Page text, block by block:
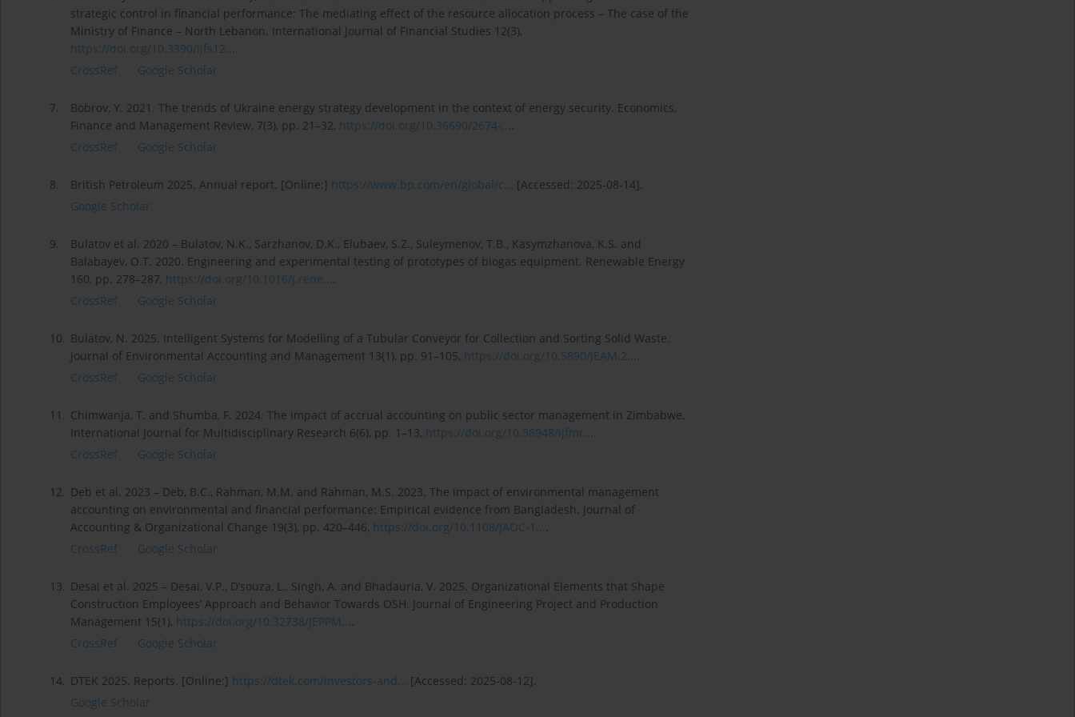
strategic control in financial performance: The mediating effect of the resource allocation process – The case of the
Ministry of Finance – North Lebanon. International Journal of Financial Studies 12(3),
https://doi.org/10.3390/ijfs12....
CrossRef
Google Scholar
7.
Bobrov, Y. 2021. The trends of Ukraine energy strategy development in the context of energy security. Economics,
Finance and Management Review, 7(3), pp. 21–32, https://doi.org/10.36690/2674-....
CrossRef
Google Scholar
8. British Petroleum 2025. Annual report. [Online:] https://www.bp.com/en/global/c... [Accessed: 2025-08-14].
Google Scholar
9.
Bulatov et al. 2020 – Bulatov, N.K., Sarzhanov, D.K., Elubaev, S.Z., Suleymenov, T.B., Kasymzhanova, K.S. and
Balabayev, O.T. 2020. Engineering and experimental testing of prototypes of biogas equipment. Renewable Energy
160, pp. 278–287, https://doi.org/10.1016/j.rene....
CrossRef
Google Scholar
10. Bulatov, N. 2025. Intelligent Systems for Modelling of a Tubular Conveyor for Collection and Sorting Solid Waste.
Journal of Environmental Accounting and Management 13(1), pp. 91–105, https://doi.org/10.5890/JEAM.2....
CrossRef
Google Scholar
11. Chimwanja, T. and Shumba, F. 2024. The impact of accrual accounting on public sector management in Zimbabwe.
International Journal for Multidisciplinary Research 6(6), pp. 1–13, https://doi.org/10.36948/ijfmr....
CrossRef
Google Scholar
12. Deb et al. 2023 – Deb, B.C., Rahman, M.M. and Rahman, M.S. 2023. The impact of environmental management
accounting on environmental and financial performance: Empirical evidence from Bangladesh. Journal of
Accounting & Organizational Change 19(3), pp. 420–446, https://doi.org/10.1108/JAOC-1....
CrossRef
Google Scholar
13. Desai et al. 2025 – Desai, V.P., D’souza, L., Singh, A. and Bhadauria, V. 2025. Organizational Elements that Shape
Construction Employees’ Approach and Behavior Towards OSH. Journal of Engineering Project and Production
Management 15(1), https://doi.org/10.32738/JEPPM....
CrossRef
Google Scholar
14. DTEK 2025. Reports. [Online:] https://dtek.com/investors-and... [Accessed: 2025-08-12].
Google Scholar